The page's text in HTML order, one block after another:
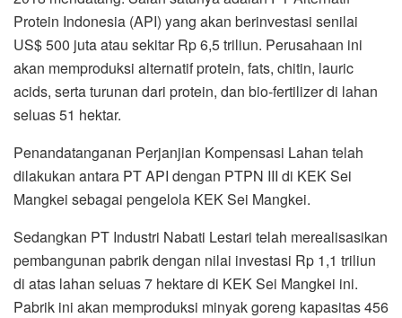
Protein Indonesia (API) yang akan berinvestasi senilai
US$ 500 juta atau sekitar Rp 6,5 triliun. Perusahaan ini
akan memproduksi alternatif protein, fats, chitin, lauric
acids, serta turunan dari protein, dan bio-fertilizer di lahan
seluas 51 hektar.
Penandatanganan Perjanjian Kompensasi Lahan telah
dilakukan antara PT API dengan PTPN III di KEK Sei
Mangkei sebagai pengelola KEK Sei Mangkei.
Sedangkan PT Industri Nabati Lestari telah merealisasikan
pembangunan pabrik dengan nilai investasi Rp 1,1 triliun
di atas lahan seluas 7 hektare di KEK Sei Mangkei ini.
Pabrik ini akan memproduksi minyak goreng kapasitas 456